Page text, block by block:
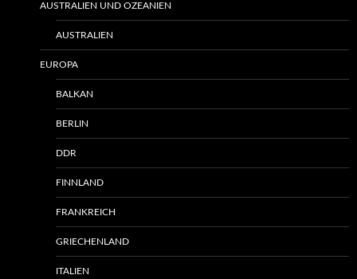
AUSTRALIEN UND OZEANIEN
AUSTRALIEN
EUROPA
BALKAN
BERLIN
DDR
FINNLAND
FRANKREICH
GRIECHENLAND
ITALIEN